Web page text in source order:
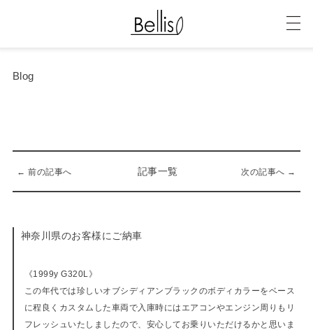
Blog
← 前の記事へ 記事一覧 次の記事へ →
神奈川県のお客様にご納車
《1999y G320L》
この年代では珍しいオブシディアンブラックのボディカラーをベース
に程良くカスタムした車両で入庫時にはエアコンやエンジン周りもリ
フレッシュいたしましたので、安心してお乗りいただけるかと思いま